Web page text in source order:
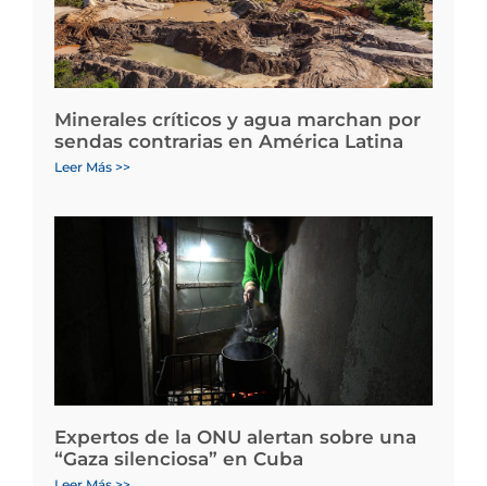
Minerales críticos y agua marchan por
sendas contrarias en América Latina
Leer Más >>
Expertos de la ONU alertan sobre una
“Gaza silenciosa” en Cuba